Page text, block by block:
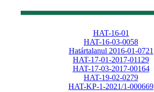
HAT-16-01
HAT-16-03-0058
Határtalanul 2016-01-0721
HAT-17-01-2017-01129
HAT-17-03-2017-00164
HAT-19-02-0279
HAT-KP-1-2021/1-000669